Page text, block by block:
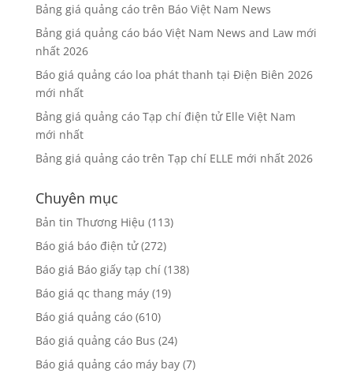
Bảng giá quảng cáo trên Báo Việt Nam News
Bảng giá quảng cáo báo Việt Nam News and Law mới
nhất 2026
Báo giá quảng cáo loa phát thanh tại Điện Biên 2026
mới nhất
Bảng giá quảng cáo Tạp chí điện tử Elle Việt Nam
mới nhất
Bảng giá quảng cáo trên Tạp chí ELLE mới nhất 2026
Chuyên mục
Bản tin Thương Hiệu (113)
Báo giá báo điện tử(272)
Báo giá Báo giấy tạp chí(138)
Báo giá qc thang máy(19)
Báo giá quảng cáo(610)
Báo giá quảng cáo Bus (24)
Báo giá quảng cáo máy bay(7)